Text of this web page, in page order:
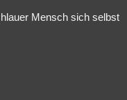
Mensch sich selbst